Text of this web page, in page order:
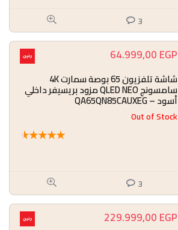
3
64.999,00EGP
شاشة تلفزيون 65 بوصة سمارت 4K
سامسونج QLED NEO مزود بريسيفر داخلي
أسود – QA65QN85CAUXEG
Out of Stock
★
★
★
★
★
3
229.999,00EGP